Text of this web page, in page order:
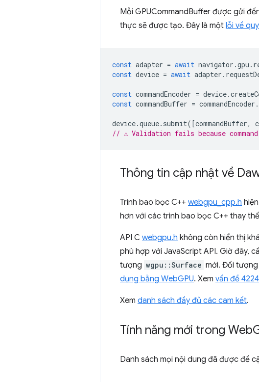
Mỗi GPUCommandBuffer được gửi
thực sẽ được tạo. Đây là một lỗi về
const adapter = await navigator .gpu .
const device = await adapter .
const commandEncoder = device.
const commandBuffer = commandEncoder .
device.queue. submit([commandBuffer,
// ⚠️ Validation fails because
Thông tin cập nhật về
Trình bao bọc C++ webgpu_cpp.h
hơn với các trình bao bọc C++ thay
API C webgpu.h không còn hiển thị
phù hợp với JavaScript API. Giờ đây,
tượng wgpu::Surface mới. Đối
dụng bằng WebGPU. Xem vấn đề
Xem danh sách đầy đủ các cam kết.
Tính năng mới trong Web
Danh sách mọi nội dung đã được đề